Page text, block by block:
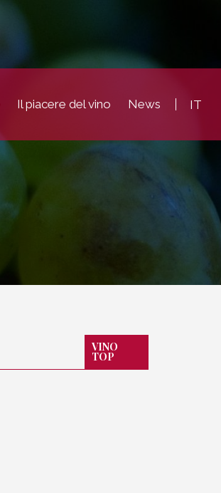
Il piacere del vino News IT
VINO
TOP